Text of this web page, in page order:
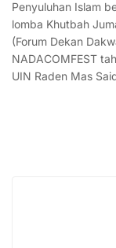
Penyuluhan Islam
lomba Khutbah
(Forum Dekan
NADACOMFEST
UIN Raden Mas